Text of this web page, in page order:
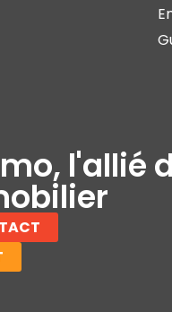
l'allié